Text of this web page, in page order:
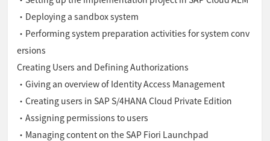
・Deploying a sandbox system
・Performing system preparation activities for system conv
ersions
Creating Users and Defining Authorizations
・Giving an overview of Identity Access Management
・Creating users in SAP S/4HANA Cloud Private Edition
・Assigning permissions to users
・Managing content on the SAP Fiori Launchpad